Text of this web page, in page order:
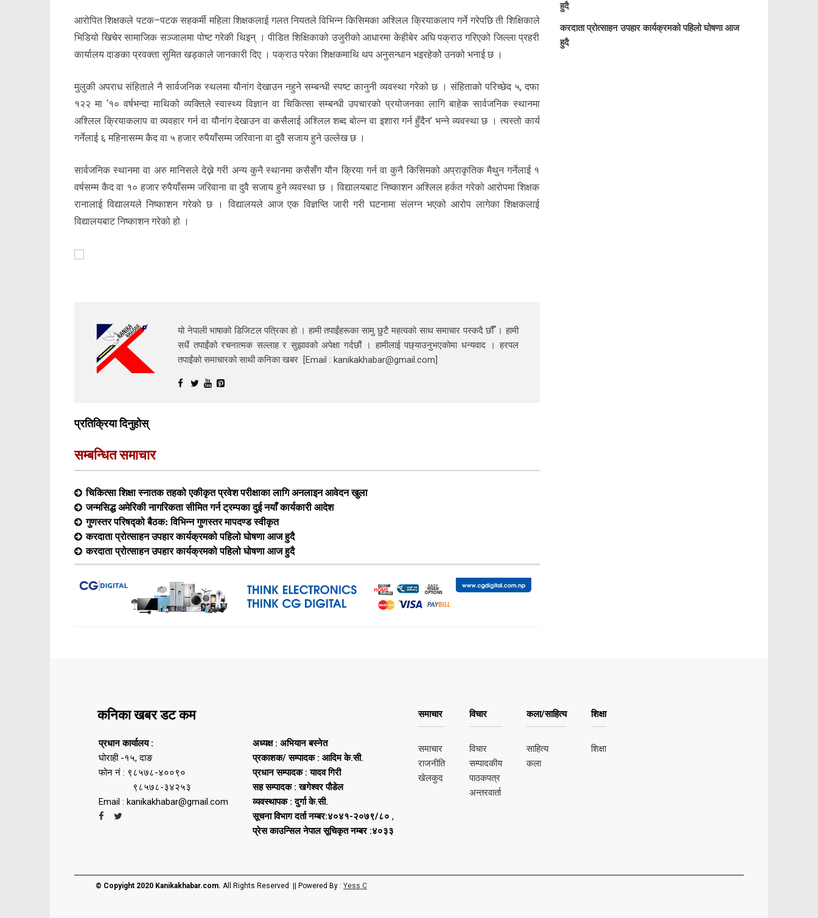
आरोपित शिक्षकले पटक–पटक सहकर्मी महिला शिक्षकलाई गलत नियतले विभिन्न किसिमका अश्लिल क्रियाकलाप गर्ने गरेपछि ती शिक्षिकाले
भिडियो खिचेर सामाजिक सञ्जालमा पोष्ट गरेकी थिइन् । पीडित शिक्षिकाको उजुरीको आधारमा केहीबेर अघि पक्राउ गरिएको जिल्ला प्रहरी
कार्यालय दाङका प्रवक्ता सुमित खड्काले जानकारी दिए । पक्राउ परेका शिक्षकमाथि थप अनुसन्धान भइरहेकोे उनको भनाई छ ।
मुलुकी अपराध संहिताले नै सार्वजनिक स्थलमा यौनांग देखाउन नहुने सम्बन्धी स्पष्ट कानुनी व्यवस्था गरेको छ । संहिताको परिच्छेद ५, दफा
१२२ मा ‘१० वर्षभन्दा माथिको व्यक्तिले स्वास्थ्य विज्ञान वा चिकित्सा सम्बन्धी उपचारको प्रयोजनका लागि बाहेक सार्वजनिक स्थानमा
अश्लिल क्रियाकलाप वा व्यवहार गर्न वा यौनांग देखाउन वा कसैलाई अश्लिल शब्द बोल्न वा इशारा गर्न हुँदैन’ भन्ने व्यवस्था छ । त्यस्तो कार्य
गर्नेलाई ६ महिनासम्म कैद वा ५ हजार रुपैयाँसम्म जरिवाना वा दुवै सजाय हुने उल्लेख छ ।
सार्वजनिक स्थानमा वा अरु मानिसले देख्ने गरी अन्य कुनै स्थानमा कसैसँग यौन क्रिया गर्न वा कुनै किसिमको अप्राकृतिक मैथुन गर्नेलाई १
वर्षसम्म कैद वा १० हजार रुपैयाँसम्म जरिवाना वा दुवै सजाय हुने व्यवस्था छ । विद्यालयबाट निष्काशन अश्लिल हर्कत गरेको आरोपमा शिक्षक
रानालाई विद्यालयले निष्काशन गरेको छ । विद्यालयले आज एक विज्ञप्ति जारी गरी घटनामा संलग्न भएको आरोप लागेका शिक्षकलाई
विद्यालयबाट निष्काशन गरेको हो ।
यो नेपाली भाषाको डिजिटल पत्रिका हो । हामी तपाईंहरूका सामु छुटै महत्वको साथ समाचार पस्कदै छौँँ । हामी
सधैं तपाईंको रचनात्मक सल्लाह र सुझावको अपेक्षा गर्दछौं । हामीलाई पछ्याउनुभएकोमा धन्यवाद । हरपल
तपाईंको समाचारको साथी कनिका खबर [Email : kanikakhabar@gmail.com]
प्रतिक्रिया दिनुहोस्
सम्बन्धित समाचार
चिकित्सा शिक्षा स्नातक तहको एकीकृत प्रवेश परीक्षाका लागि अनलाइन आवेदन खुला
जन्मसिद्ध अमेरिकी नागरिकता सीमित गर्न ट्रम्पका दुई नयाँ कार्यकारी आदेश
गुणस्तर परिषद्को बैठक: विभिन्न गुणस्तर मापदण्ड स्वीकृत
करदाता प्रोत्साहन उपहार कार्यक्रमको पहिलो घोषणा आज हुदै
करदाता प्रोत्साहन उपहार कार्यक्रमको पहिलो घोषणा आज हुदै
हुदै
करदाता प्रोत्साहन उपहार कार्यक्रमको पहिलो घोषणा आज
हुदै
कनिका खबर डट कम
प्रधान कार्यालय :
घोराही -१५, दाङ
फोन नं : ९८५७८-४००९०
९८५७८-३४२५३
Email : kanikakhabar@gmail.com
अध्यक्ष : अभियान बस्नेत
प्रकाशक/ सम्पादक : आदिम के.सी.
प्रधान सम्पादक : यादव गिरी
सह सम्पादक : खगेश्वर पौडेल
व्यवस्थापक : दुर्गा के.सी.
सूचना विभाग दर्ता नम्बर:४०४१-२०७९/८० ,
प्रेस काउन्सिल नेपाल सूचिकृत नम्बर :४०३३
समाचार
समाचार
राजनीति
खेलकुद
विचार
विचार
सम्पादकीय
पाठकपत्र
अन्तरवार्ता
कला/साहित्य
साहित्य
कला
शिक्षा
शिक्षा
© Copyight 2020 Kanikakhabar.com. All Rights Reserved || Powered By : Yess C